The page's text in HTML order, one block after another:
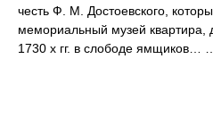
честь Ф. М. Достоевского,
мемориальный музей
1730 х гг. в слободе ямщиков…